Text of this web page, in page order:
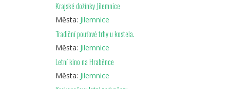
Krajské dožínky Jilemnice
Města: Jilemnice
Tradiční pouťové trhy u kostela.
Města: Jilemnice
Letní kino na Hraběnce
Města: Jilemnice